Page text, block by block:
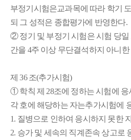
부정기시험은교과목에 따라 학기
되 그 성적은 종합평가에 반영한다.
② 정기 및 부정기 시험은 시험 당일
간을 4주 이상 무단결석하지 아니
제 36 조(추가시험)
① 학칙 제 28조에 정하는 시험에
각 호에 해당하는 자는추가시험에
1. 질병으로 인하여 응시하지 못한
2. 승가 및 세속의 직계존속 상고로